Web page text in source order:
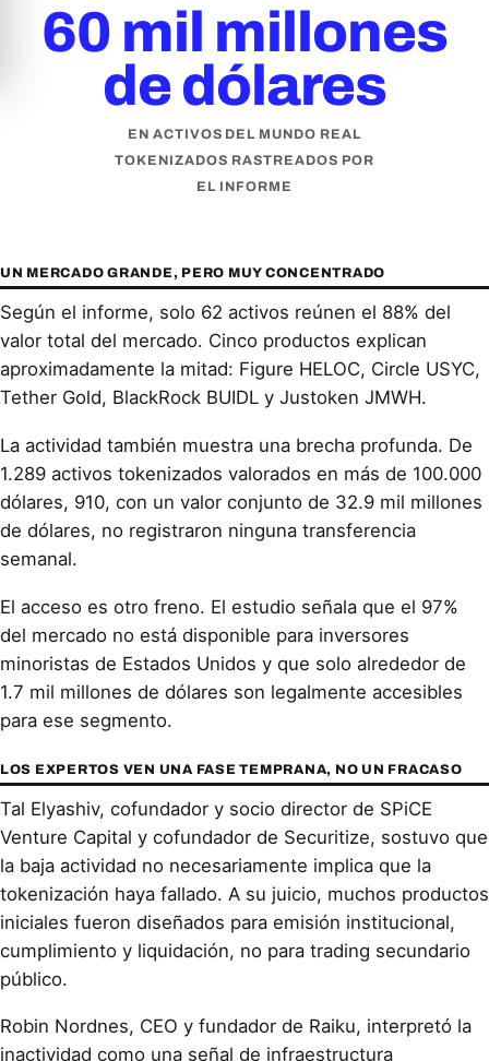
60 mil millones
de dólares
EN ACTIVOS DEL MUNDO REAL
TOKENIZADOS RASTREADOS POR
EL INFORME
UN MERCADO GRANDE, PERO MUY CONCENTRADO
Según el informe, solo 62 activos reúnen el 88% del
valor total del mercado. Cinco productos explican
aproximadamente la mitad: Figure HELOC, Circle USYC,
Tether Gold, BlackRock BUIDL y Justoken JMWH.
La actividad también muestra una brecha profunda. De
1.289 activos tokenizados valorados en más de 100.000
dólares, 910, con un valor conjunto de 32.9 mil millones
de dólares, no registraron ninguna transferencia
semanal.
El acceso es otro freno. El estudio señala que el 97%
del mercado no está disponible para inversores
minoristas de Estados Unidos y que solo alrededor de
1.7 mil millones de dólares son legalmente accesibles
para ese segmento.
LOS EXPERTOS VEN UNA FASE TEMPRANA, NO UN FRACASO
Tal Elyashiv, cofundador y socio director de SPiCE
Venture Capital y cofundador de Securitize, sostuvo que
la baja actividad no necesariamente implica que la
tokenización haya fallado. A su juicio, muchos productos
iniciales fueron diseñados para emisión institucional,
cumplimiento y liquidación, no para trading secundario
público.
Robin Nordnes, CEO y fundador de Raiku, interpretó la
inactividad como una señal de infraestructura